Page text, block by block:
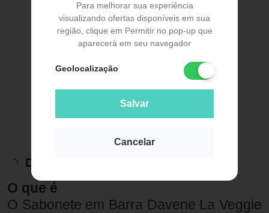
Para melhorar sua experiência
visualizando ofertas disponíveis em sua
região, clique em Permitir no pop-up que
aparecerá em seu navegador
Geolocalização
Salvar
Cancelar
Descrição do Produto
O que é
O Sabonete em Barra Davene La Veggie